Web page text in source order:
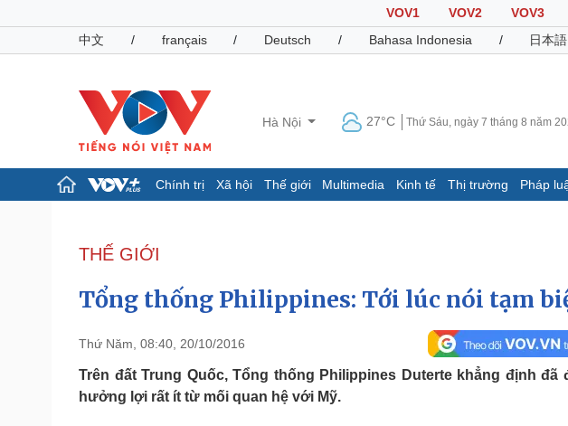
VOV1 VOV2 VOV3
中文
/ français / Deutsch / Bahasa Indonesia / 日本語
Hà Nội 27°C Thứ Sáu, ngày 7 tháng 8 năm
Chính trị Xã hội Thế giới Multimedia Kinh tế Thị trường Pháp
Đảng
Tổ chức nhân sự
Quốc hội
Nhận diện sự thật
Dấu ấn VOV
Pháp luật
Vụ án
Quân sự - Quốc phòng
Vũ khí
Thể thao
THẾ GIỚI
Tổng thống Philippines: Tới lúc nói tạm
Thứ Năm, 08:40, 20/10/2016
Trên đất Trung Quốc, Tổng thống Philippines Duterte khẳng định
hưởng lợi rất ít từ mối quan hệ với Mỹ.